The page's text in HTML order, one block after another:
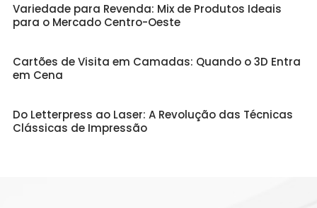
Variedade para Revenda: Mix de Produtos Ideais
para o Mercado Centro-Oeste
Cartões de Visita em Camadas: Quando o 3D Entra
em Cena
Do Letterpress ao Laser: A Revolução das Técnicas
Clássicas de Impressão